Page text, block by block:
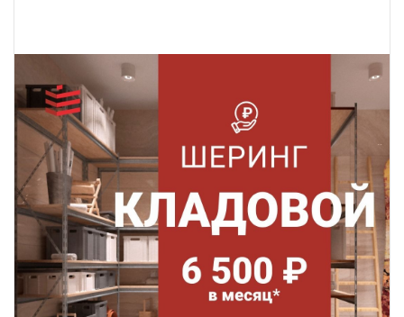
География присутствия ГК «Победа»